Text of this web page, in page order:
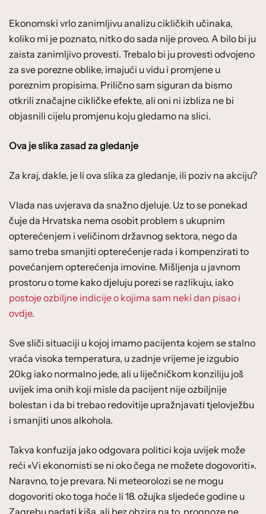
Ekonomski vrlo zanimljivu analizu cikličkih učinaka,
koliko mi je poznato, nitko do sada nije proveo. A bilo bi ju
zaista zanimljivo provesti. Trebalo bi ju provesti odvojeno
za sve porezne oblike, imajući u vidu i promjene u
poreznim propisima. Prilično sam siguran da bismo
otkrili značajne cikličke efekte, ali oni ni izbliza ne bi
objasnili cijelu promjenu koju gledamo na slici.
Ova je slika zasad za gledanje
Za kraj, dakle, je li ova slika za gledanje, ili poziv na akciju?
Vlada nas uvjerava da snažno djeluje. Uz to se ponekad
čuje da Hrvatska nema osobit problem s ukupnim
opterećenjem i veličinom državnog sektora, nego da
samo treba smanjiti opterećenje rada i kompenzirati to
povećanjem opterećenja imovine. Mišljenja u javnom
prostoru o tome kako djeluju porezi se razlikuju, iako
postoje ozbiljne indicije o kojima sam neki dan pisao i
ovdje.
Sve sliči situaciji u kojoj imamo pacijenta kojem se stalno
vraća visoka temperatura, u zadnje vrijeme je izgubio
20kg iako normalno jede, ali u liječničkom konziliju još
uvijek ima onih koji misle da pacijent nije ozbiljnije
bolestan i da bi trebao redovitije upražnjavati tjelovježbu
i smanjiti unos alkohola.
Takva konfuzija jako odgovara politici koja uvijek može
reći «Vi ekonomisti se ni oko čega ne možete dogovoriti».
Naravno, to je prevara. Ni meteorolozi se ne mogu
dogovoriti oko toga hoće li 18. ožujka sljedeće godine u
Zagrebu padati kiša, ali bez obzira na to, prognoze ne